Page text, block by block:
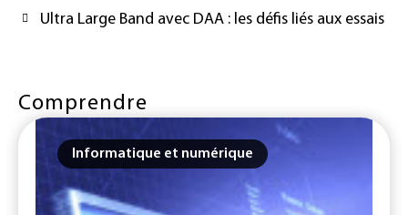
Ultra Large Band avec DAA : les défis liés aux essais
Comprendre
Informatique et numérique